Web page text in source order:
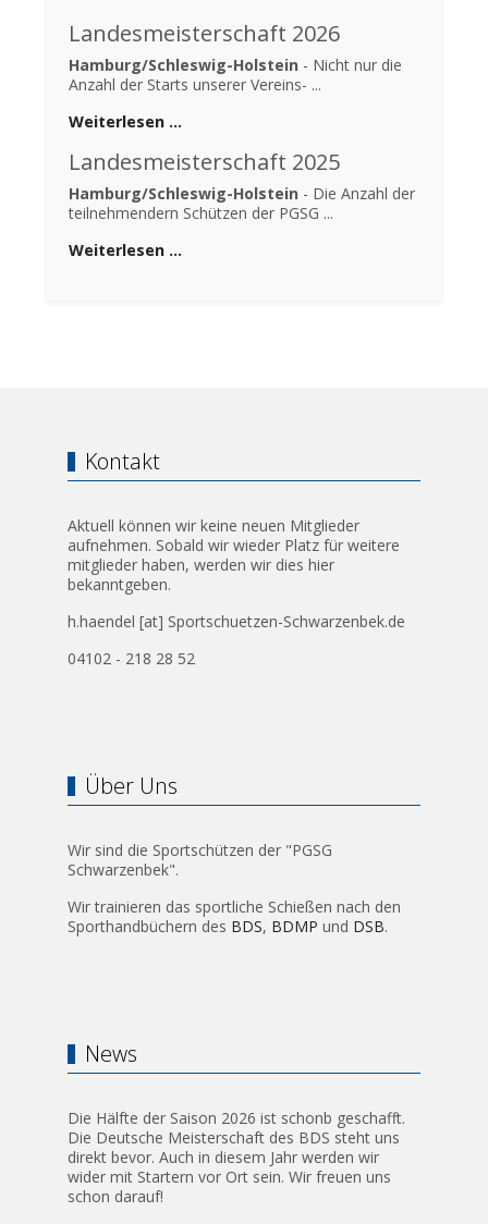
Landesmeisterschaft 2026
Hamburg/Schleswig-Holstein - Nicht nur die
Anzahl der Starts unserer Vereins- ...
Weiterlesen …
Landesmeisterschaft 2025
Hamburg/Schleswig-Holstein - Die Anzahl der
teilnehmendern Schützen der PGSG ...
Weiterlesen …
Kontakt
Aktuell können wir keine neuen Mitglieder
aufnehmen. Sobald wir wieder Platz für weitere
mitglieder haben, werden wir dies hier
bekanntgeben.
h.haendel [at] Sportschuetzen-Schwarzenbek.de
04102 - 218 28 52
Über Uns
Wir sind die Sportschützen der "PGSG
Schwarzenbek".
Wir trainieren das sportliche Schießen nach den
Sporthandbüchern des BDS, BDMP und DSB.
News
Die Hälfte der Saison 2026 ist schonb geschafft.
Die Deutsche Meisterschaft des BDS steht uns
direkt bevor. Auch in diesem Jahr werden wir
wider mit Startern vor Ort sein. Wir freuen uns
schon darauf!